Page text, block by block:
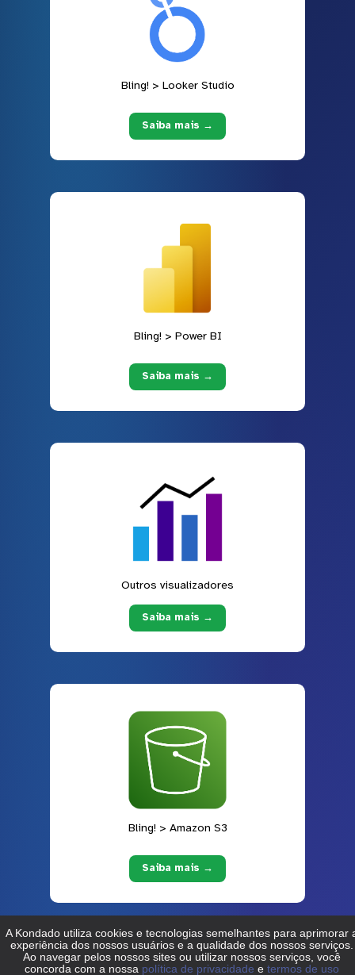
Bling! > Looker Studio
Saiba mais →
Bling! > Power BI
Saiba mais →
Outros visualizadores
Saiba mais →
Bling! > Amazon S3
Saiba mais →